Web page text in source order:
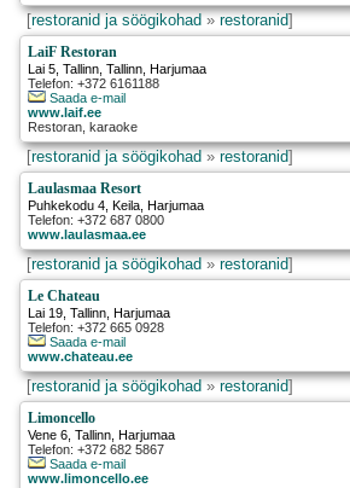
[restoranid ja söögikohad»restoranid]
LaiF Restoran
Lai 5, Tallinn ,Tallinn , Harjumaa
Telefon: +372 6161188
Saada e-mail
www.laif.ee
Restoran, karaoke
[restoranid ja söögikohad»restoranid]
Laulasmaa Resort
Puhkekodu 4 Keila , Harjumaa
Telefon: +372 687 0800
www.laulasmaa.ee
[restoranid ja söögikohad»restoranid]
Le Chateau
Lai 19 ,Tallinn , Harjumaa
Telefon: +372 665 0928
Saada e-mail
www.chateau.ee
[restoranid ja söögikohad»restoranid]
Limoncello
Vene 6 ,Tallinn , Harjumaa
Telefon: +372 682 5867
Saada e-mail
www.limoncello.ee